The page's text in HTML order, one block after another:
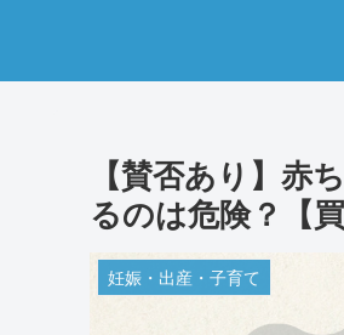
【賛否あり】赤
るのは危険？【
妊娠・出産・子育て